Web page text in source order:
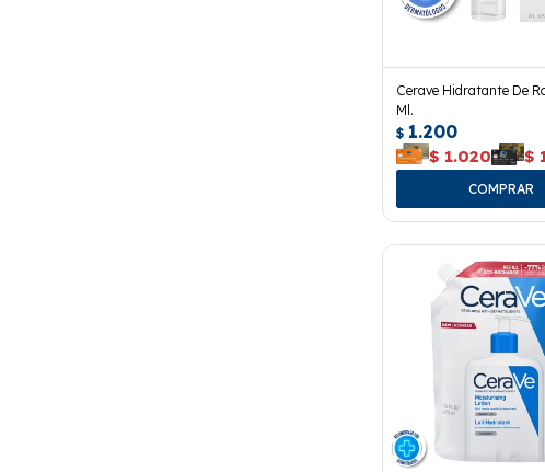
Cerave Hidratante De
Ml.
$ 1.200
$ 1.020 $